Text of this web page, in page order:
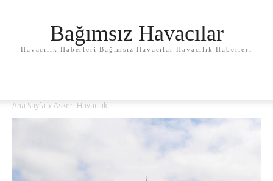
Bağımsız Havacılar
Havacılık Haberleri Bağımsız Havacılar Havacılık Haberleri
Ana Sayfa Askeri Havacılık